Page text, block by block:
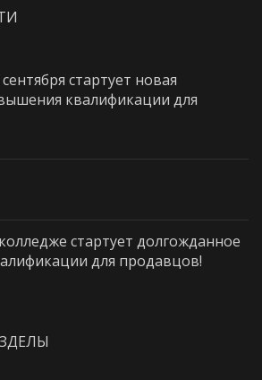
стартует новая
квалификации для
стартует долгожданное
для продавцов!